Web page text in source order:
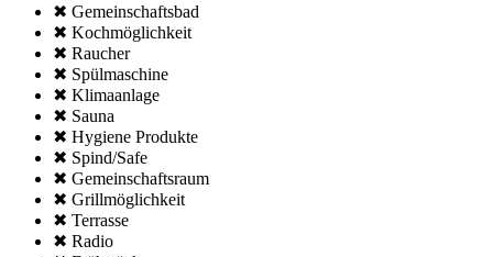
✖ Gemeinschafts­bad
✖ Kochmöglich­keit
✖ Raucher
✖ Spül­maschine
✖ Klima­anlage
✖ Sauna
✖ Hygiene Produkte
✖ Spind/Safe
✖ Gemeinschafts­raum
✖ Grillmöglich­keit
✖ Terrasse
✖ Radio